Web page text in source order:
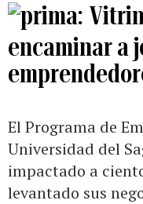
encaminar a
El Programa de
Universidad del
impactado a
levantado sus